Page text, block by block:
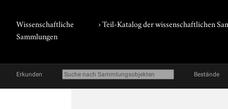
Wissenschaftliche
Sammlungen
› Teil-Katalog der wissenschaftlichen
Erkunden Bestände